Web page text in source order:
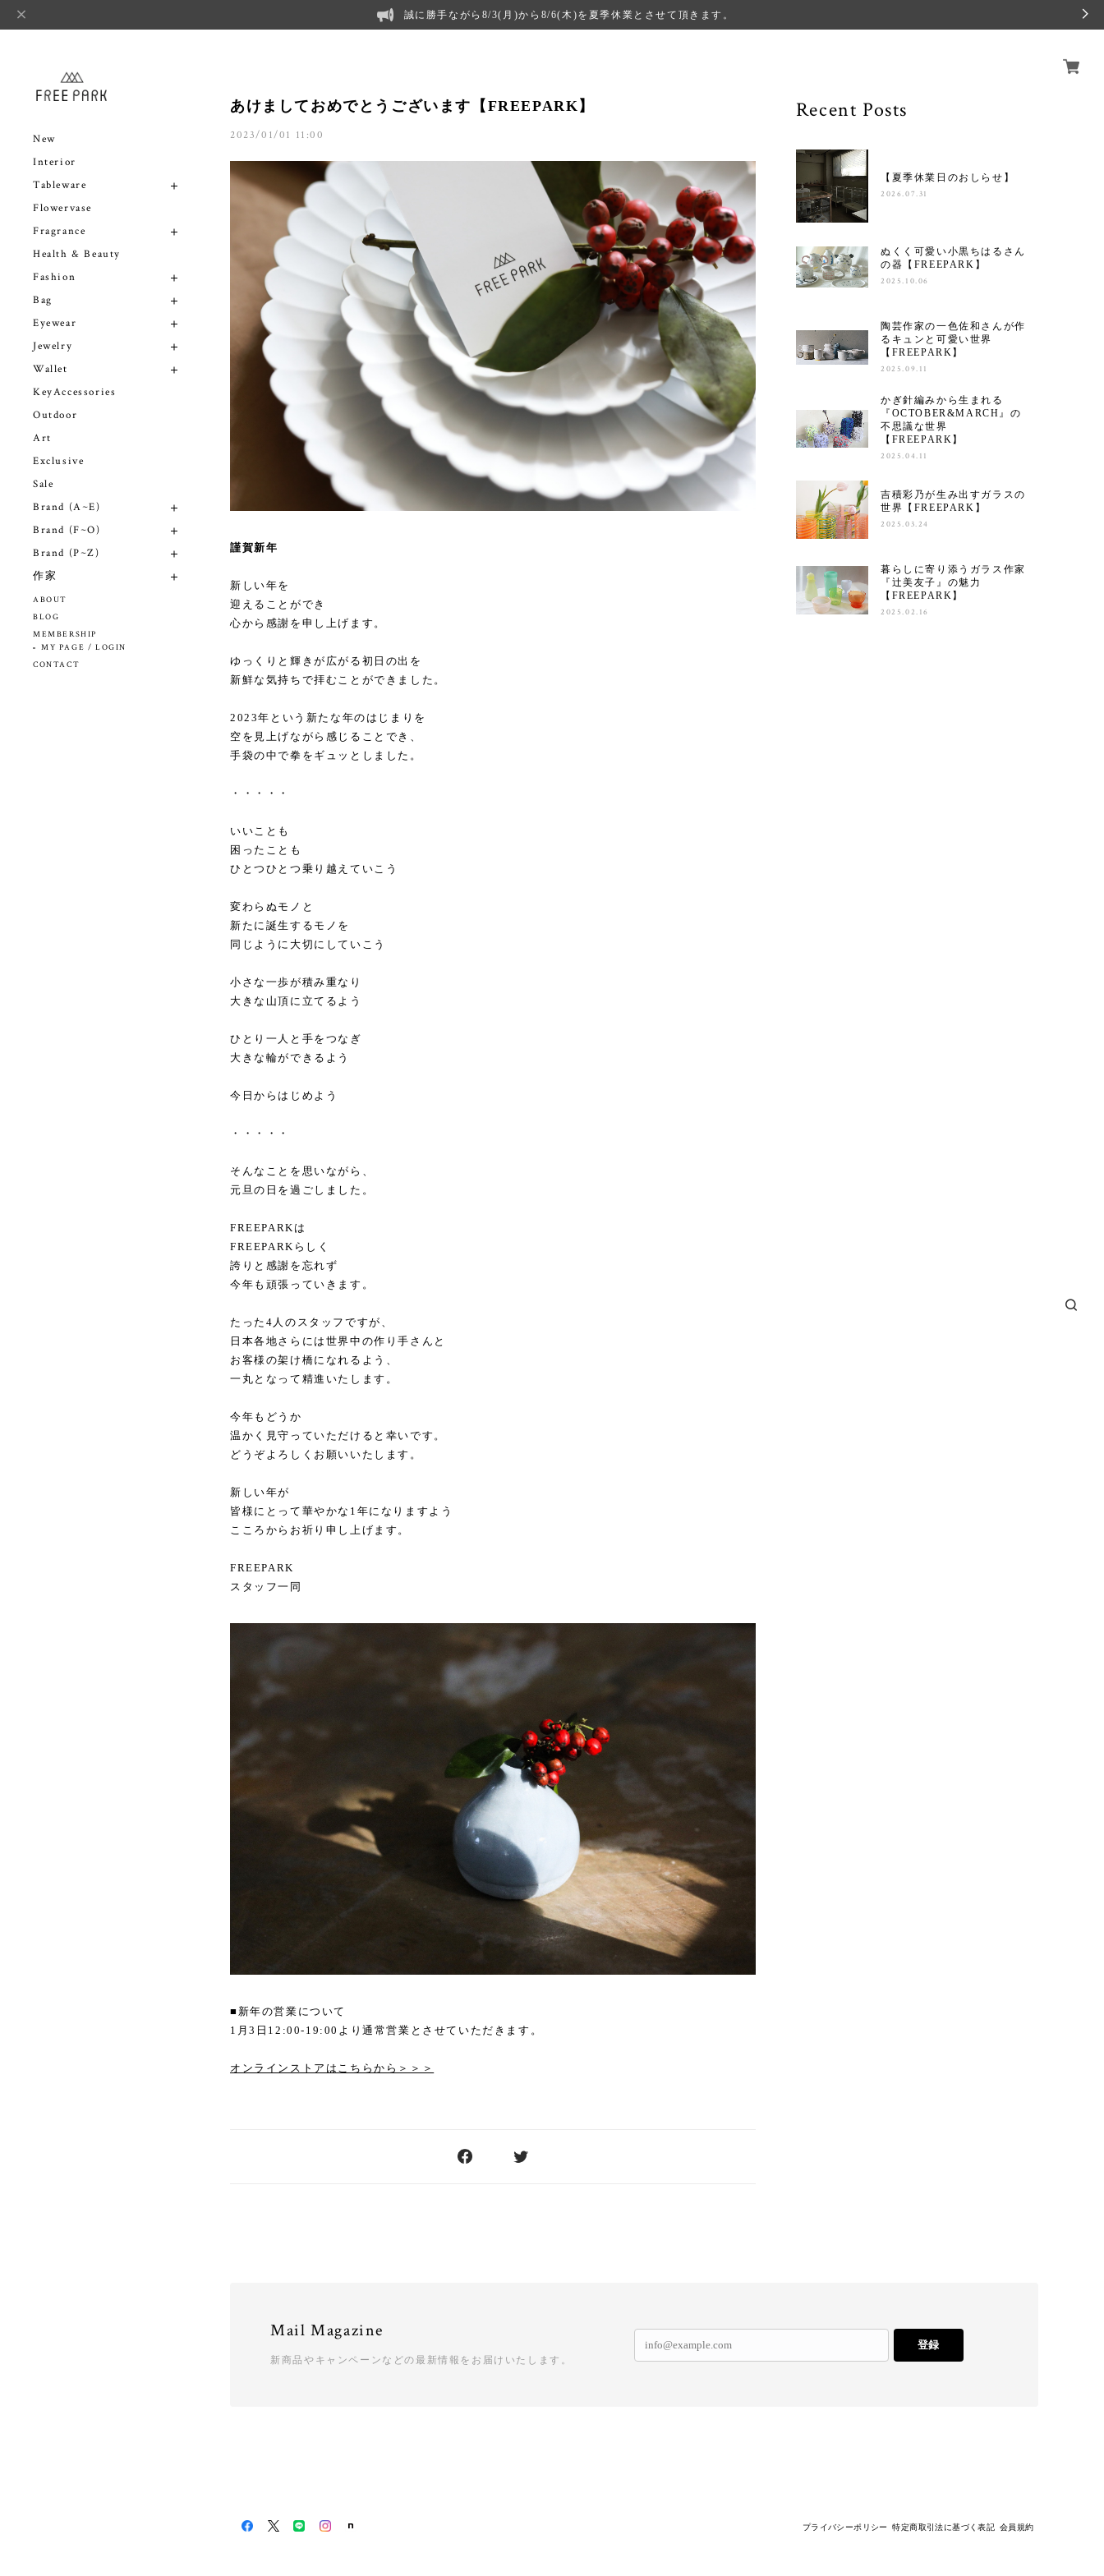
誠に勝手ながら8/3(月)から8/6(木)を夏季休業とさせて頂きます。
New
Interior
Tableware
Flowervase
Fragrance
Health & Beauty
Fashion
Bag
Eyewear
Jewelry
Wallet
KeyAccessories
Outdoor
Art
Exclusive
Sale
Brand (A~E)
Brand (F~O)
Brand (P~Z)
作家
ABOUT
BLOG
MEMBERSHIP
MY PAGE / LOGIN
CONTACT
あけましておめでとうございます【FREEPARK】
2023/01/01 11:00
謹賀新年
新しい年を
迎えることができ
心から感謝を申し上げます。
ゆっくりと輝きが広がる初日の出を
新鮮な気持ちで拝むことができました。
2023年という新たな年のはじまりを
空を見上げながら感じることでき、
手袋の中で拳をギュッとしました。
・・・・・
いいことも
困ったことも
ひとつひとつ乗り越えていこう
変わらぬモノと
新たに誕生するモノを
同じように大切にしていこう
小さな一歩が積み重なり
大きな山頂に立てるよう
ひとり一人と手をつなぎ
大きな輪ができるよう
今日からはじめよう
・・・・・
そんなことを思いながら、
元旦の日を過ごしました。
FREEPARKは
FREEPARKらしく
誇りと感謝を忘れず
今年も頑張っていきます。
たった4人のスタッフですが、
日本各地さらには世界中の作り手さんと
お客様の架け橋になれるよう、
一丸となって精進いたします。
今年もどうか
温かく見守っていただけると幸いです。
どうぞよろしくお願いいたします。
新しい年が
皆様にとって華やかな1年になりますよう
こころからお祈り申し上げます。
FREEPARK
スタッフ一同
■新年の営業について
1月3日12:00-19:00より通常営業とさせていただきます。
オンラインストアはこちらから＞＞＞
Recent Posts
【夏季休業日のおしらせ】
2026.07.31
ぬくく可愛い小黒ちはるさん
の器【FREEPARK】
2025.10.06
陶芸作家の一色佐和さんが作
るキュンと可愛い世界
【FREEPARK】
2025.09.11
かぎ針編みから生まれる
『OCTOBER&MARCH』の
不思議な世界
【FREEPARK】
2025.04.11
吉積彩乃が生み出すガラスの
世界【FREEPARK】
2025.03.24
暮らしに寄り添うガラス作家
『辻美友子』の魅力
【FREEPARK】
2025.02.16
Mail Magazine
新商品やキャンペーンなどの最新情報をお届けいたします。
登録
プライバシーポリシー 特定商取引法に基づく表記 会員規約